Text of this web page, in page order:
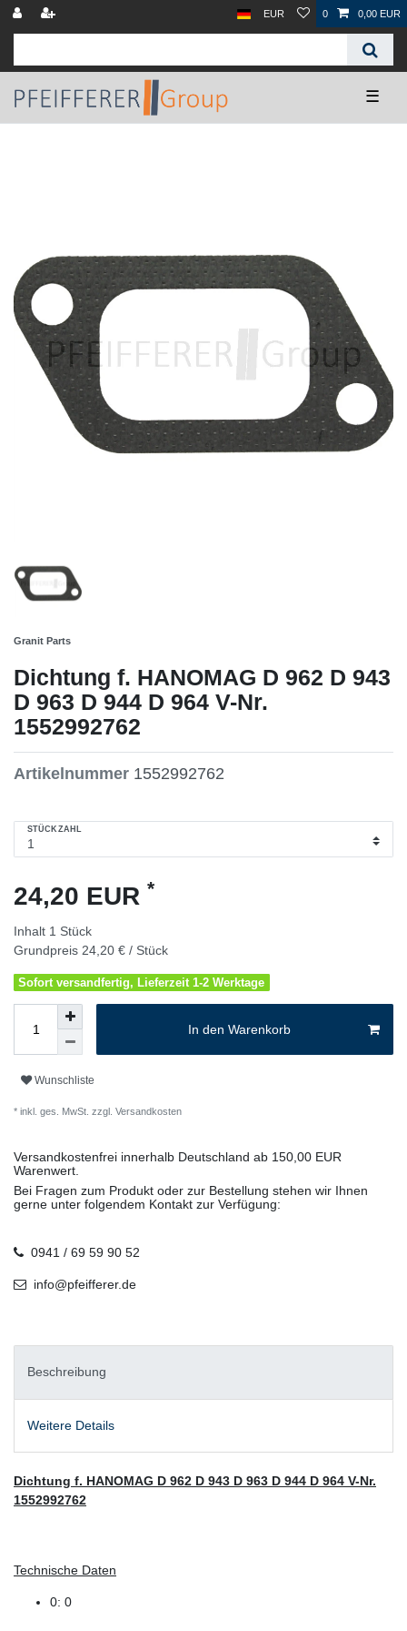
EUR 0 0,00 EUR
☰
Granit Parts
Dichtung f. HANOMAG D 962 D 943
D 963 D 944 D 964 V-Nr.
1552992762
Artikelnummer 1552992762
STÜCKZAHL
24,20 EUR *
Inhalt 1 Stück
Grundpreis 24,20 € / Stück
Sofort versandfertig, Lieferzeit 1-2 Werktage
In den Warenkorb
Wunschliste
* inkl. ges. MwSt. zzgl. Versandkosten
Versandkostenfrei innerhalb Deutschland ab 150,00 EUR
Warenwert.
Bei Fragen zum Produkt oder zur Bestellung stehen wir Ihnen
gerne unter folgendem Kontakt zur Verfügung:
0941 / 69 59 90 52
info@pfeifferer.de
Beschreibung
Weitere Details
Dichtung f. HANOMAG D 962 D 943 D 963 D 944 D 964 V-Nr.
1552992762
Technische Daten
0: 0